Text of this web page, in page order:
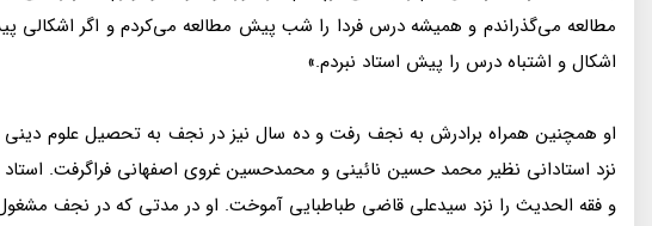
مطالعه می‌گذراندم و همیشه درس فردا را شب پیش مطالعه می‌کردم و اگر
اشکال و اشتباه درس را پیش استاد نبردم.»
او همچنین همراه برادرش به نجف رفت و ده سال نیز در نجف به تحصیل علوم دینی
نزد استادانی نظیر محمد حسین نائینی و محمدحسین غروی اصفهانی فراگرفت.
و فقه الحدیث را نزد سیدعلی قاضی طباطبایی آموخت. او در مدتی که در نجف